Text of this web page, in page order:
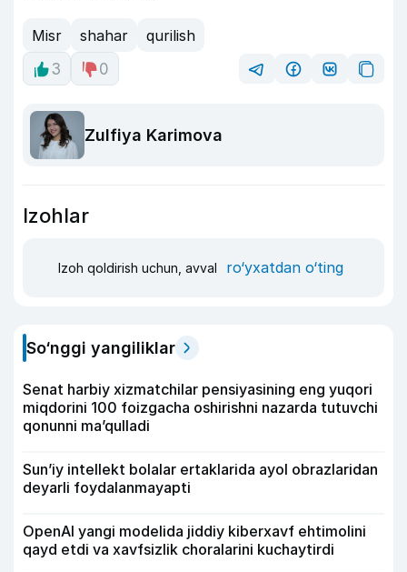
Misr shahar
qurilish
3
0
Zulfiya Karimova
Izohlar
Izoh qoldirish uchun, avval ro‘yxatdan o‘ting
So‘nggi yangiliklar
Senat harbiy xizmatchilar pensiyasining eng yuqori
miqdorini 100 foizgacha oshirishni nazarda tutuvchi
qonunni ma’qulladi
Sun’iy intellekt bolalar ertaklarida ayol obrazlaridan
deyarli foydalanmayapti
OpenAI yangi modelida jiddiy kiberxavf ehtimolini
qayd etdi va xavfsizlik choralarini kuchaytirdi